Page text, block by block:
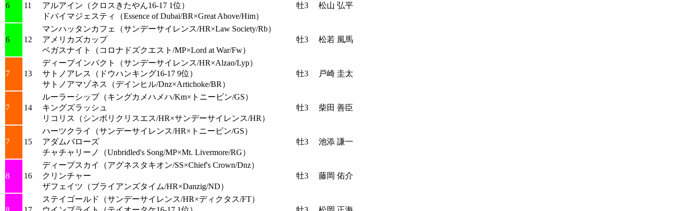
6 11
アルアイン （クロスきたやん16-17 1位）
ドバイマジェスティ
（Essence of Dubai/BR×Great Above/Him）
牡3 松山 弘平
6 12
マンハッタンカフェ
（サンデーサイレンス/HR×Law Society/Rb）
アメリカズカップ
ベガスナイト
（コロナドズクエスト/MP×Lord at War/Fw）
牡3 松若 風馬
7 13
ディープインパクト
（サンデーサイレンス/HR×Alzao/Lyp）
サトノアレス
（ドウハンキング16-17 9位）
サトノアマゾネス
（デインヒル/Dnz×Artichoke/BR）
牡3 戸崎 圭太
7 14
ルーラーシップ（キングカメハメハ/Km×トニービン/GS）
キングズラッシュ
リコリス
（シンボリクリスエス/HR×サンデーサイレンス/HR）
牡3 柴田 善臣
7 15
ハーツクライ
（サンデーサイレンス/HR×トニービン/GS）
アダムバローズ
チャチャリーノ
（Unbridled's Song/MP×Mt. Livermore/RG）
牡3 池添 謙一
8 16
ディープスカイ
（アグネスタキオン/SS×Chief's Crown/Dnz）
クリンチャー
ザフェイツ （ブライアンズタイム/HR×Danzig/ND）
牡3 藤岡 佑介
ステイゴールド
（サンデーサイレンス/HR×ディクタス/FT）